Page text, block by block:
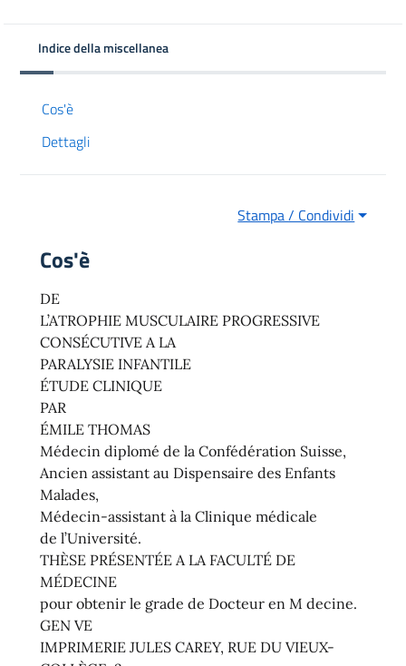
Indice della miscellanea
Cos'è
Dettagli
Stampa / Condividi
Cos'è
DE
L’ATROPHIE MUSCULAIRE PROGRESSIVE
CONSÉCUTIVE A LA
PARALYSIE INFANTILE
ÉTUDE CLINIQUE
PAR
ÉMILE THOMAS
Médecin diplomé de la Confédération Suisse,
Ancien assistant au Dispensaire des Enfants
Malades,
Médecin-assistant à la Clinique médicale
de l’Université.
THÈSE PRÉSENTÉE A LA FACULTÉ DE
MÉDECINE
pour obtenir le grade de Docteur en M decine.
GEN VE
IMPRIMERIE JULES CAREY, RUE DU VIEUX-